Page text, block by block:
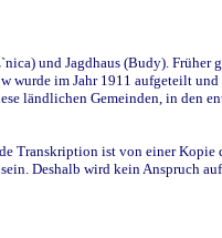
und Jagdhaus (Budy). Früher
im Jahr 1911 aufgeteilt
Gemeinden, in den
Transkription ist von einer
Deshalb wird kein Anspruch